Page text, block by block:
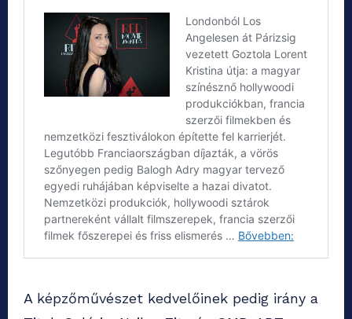
A képzőművészet kedvelőinek pedig irány a